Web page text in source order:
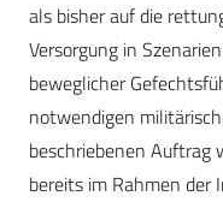
als bisher auf die
Versorgung in
beweglicher
notwendigen
beschriebenen Auftrag
bereits im Rahmen der